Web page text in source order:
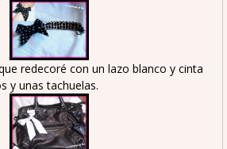
redecoré con un lazo blanco y cinta
y unas tachuelas.